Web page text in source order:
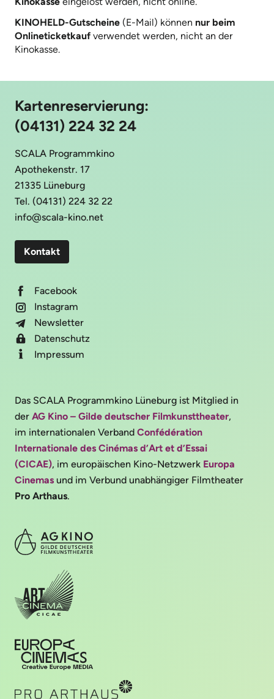
KINOHELD-Gutscheine (E-Mail) können nur beim
Onlineticketkauf verwendet werden, nicht an der
Kinokasse.
Kartenreservierung:
(04131) 224 32 24
SCALA Programmkino
Apothekenstr. 17
21335 Lüneburg
Tel. (04131) 224 32 22
info@scala-kino.net
Kontakt
Facebook
Instagram
Newsletter
Datenschutz
Impressum
Das SCALA Programmkino Lüneburg ist Mitglied in
der AG Kino – Gilde deutscher Filmkunsttheater,
im internationalen Verband Confédération
Internationale des Cinémas d’Art et d’Essai
(CICAE), im europäischen Kino-Netzwerk Europa
Cinemas und im Verbund unabhängiger Filmtheater
Pro Arthaus.